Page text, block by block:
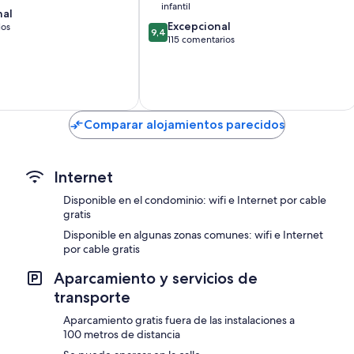
infantil
9.4
sobre
9,4 Excepcional
115 comentarios
Comparar alojamientos parecidos
Internet
Disponible en el condominio: wifi e Internet por cable
gratis
Disponible en algunas zonas comunes: wifi e Internet
por cable gratis
Aparcamiento y servicios de
transporte
Aparcamiento gratis fuera de las instalaciones a
100 metros de distancia